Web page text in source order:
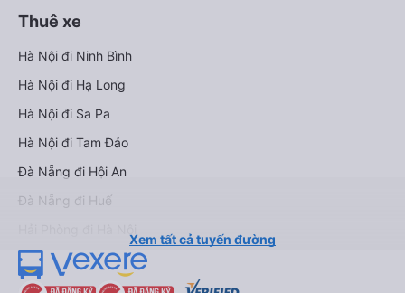
Thuê xe
Hà Nội đi Ninh Bình
Hà Nội đi Hạ Long
Hà Nội đi Sa Pa
Hà Nội đi Tam Đảo
Đà Nẵng đi Hội An
Đà Nẵng đi Huế
Xem tất cả tuyến đường